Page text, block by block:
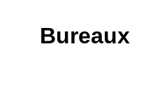
Bureaux